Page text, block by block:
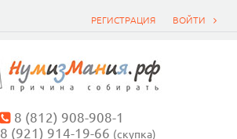
ВОЙТИ
РЕГИСТРАЦИЯ
8 (812) 908-908-1
8 (921) 914-19-66 (скупка)